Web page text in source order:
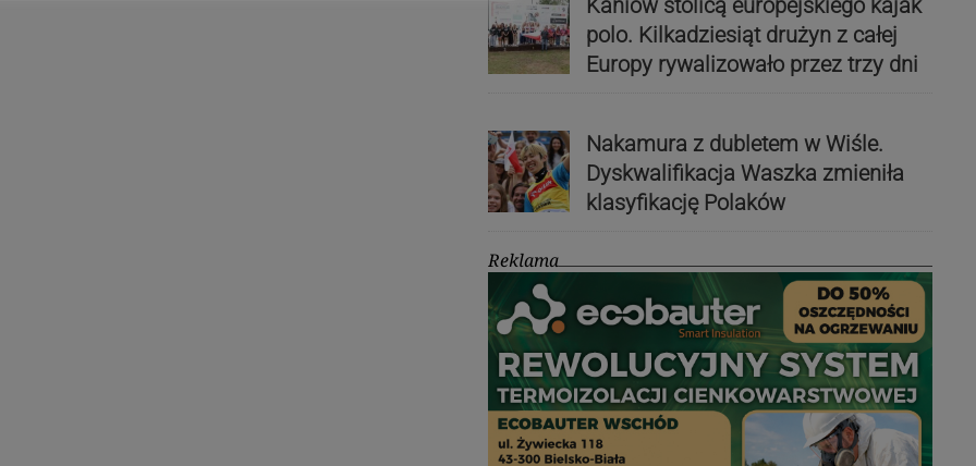
Kaniów stolicą europejskiego kajak
polo. Kilkadziesiąt drużyn z całej
Europy rywalizowało przez trzy dni
Nakamura z dubletem w Wiśle.
Dyskwalifikacja Waszka zmieniła
klasyfikację Polaków
Reklama